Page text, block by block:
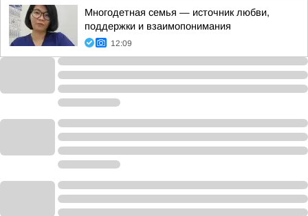
Многодетная семья — источник любви,
поддержки и взаимопонимания
12:09